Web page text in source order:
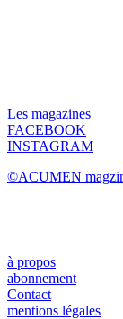
Les magazines
FACEBOOK
INSTAGRAM
©ACUMEN
à propos
abonnement
Contact
mentions légales